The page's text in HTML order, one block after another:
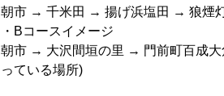
朝市 → 千米田 → 揚げ浜塩田 → 狼煙
・Bコースイメージ
朝市 → 大沢間垣の里 → 門前町百成大
っている場所)